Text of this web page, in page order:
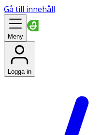
Gå till innehåll
Meny
Logga in